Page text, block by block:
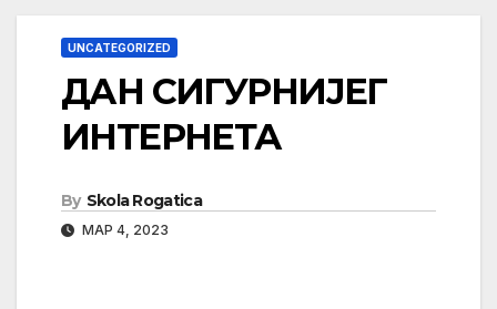
UNCATEGORIZED
ДАН СИГУРНИЈЕГ
ИНТЕРНЕТА
By Skola Rogatica
МАР 4, 2023